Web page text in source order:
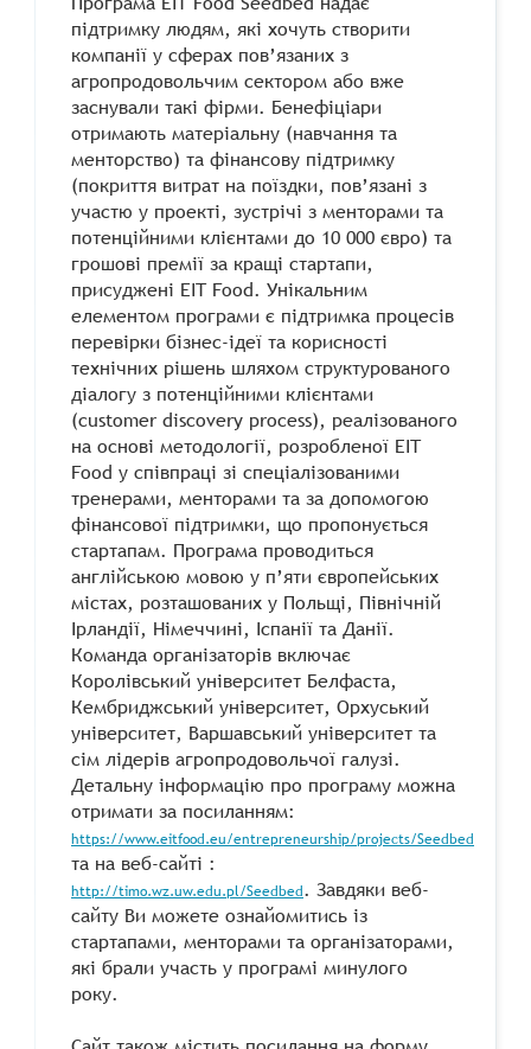
підтримку людям, які хочуть створити
компанії у сферах пов’язаних з
агропродовольчим сектором або вже
заснували такі фірми. Бенефіціари
отримають матеріальну (навчання та
менторство) та фінансову підтримку
(покриття витрат на поїздки, пов’язані з
участю у проекті, зустрічі з менторами та
потенційними клієнтами до 10 000 євро) та
грошові премії за кращі стартапи,
присуджені EIT Food. Унікальним
елементом програми є підтримка процесів
перевірки бізнес-ідеї та корисності
технічних рішень шляхом структурованого
діалогу з потенційними клієнтами
(customer discovery process), реалізованого
на основі методології, розробленої EIT
Food у співпраці зі спеціалізованими
тренерами, менторами та за допомогою
фінансової підтримки, що пропонується
стартапам. Програма проводиться
англійською мовою у п’яти європейських
містах, розташованих у Польщі, Північній
Ірландії, Німеччині, Іспанії та Данії.
Команда організаторів включає
Королівський університет Белфаста,
Кембриджський університет, Орхуський
університет, Варшавський університет та
сім лідерів агропродовольчої галузі.
Детальну інформацію про програму можна
отримати за посиланням:
https://www.eitfood.eu/entrepreneurship/projects/Seedbed
та на веб-сайті :
http://timo.wz.uw.edu.pl/Seedbed. Завдяки веб-
сайту Ви можете ознайомитись із
стартапами, менторами та організаторами,
які брали участь у програмі минулого
року.